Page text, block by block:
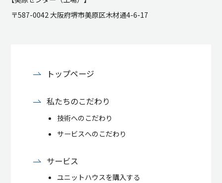
〒587-0042 大阪府堺市美原区木材通4-6-17
トップページ
私たちのこだわり
技術へのこだわり
サービスへのこだわり
サービス
ユニットハウスを購入する